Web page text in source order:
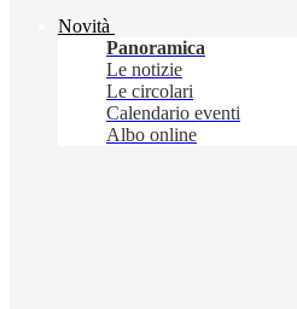
Novità
Panoramica
Le notizie
Le circolari
Calendario eventi
Albo online